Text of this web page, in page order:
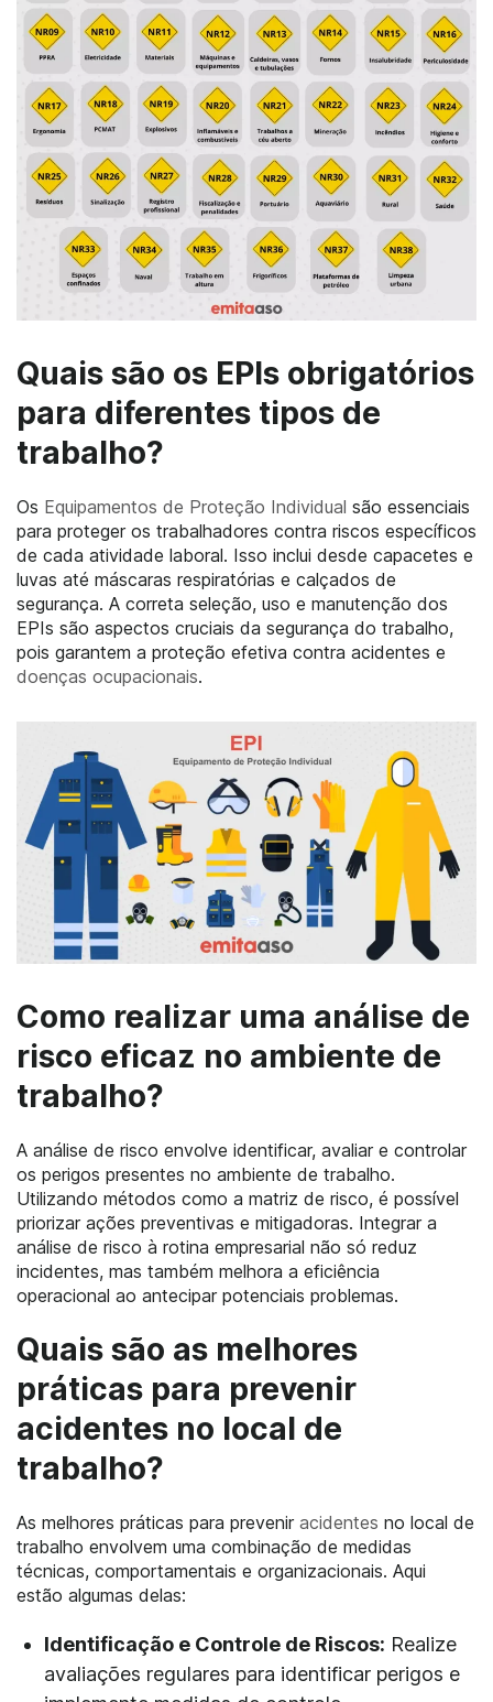
Quais são os EPIs obrigatórios
para diferentes tipos de
trabalho?
Os Equipamentos de Proteção Individual são essenciais
para proteger os trabalhadores contra riscos específicos
de cada atividade laboral. Isso inclui desde capacetes e
luvas até máscaras respiratórias e calçados de
segurança. A correta seleção, uso e manutenção dos
EPIs são aspectos cruciais da segurança do trabalho,
pois garantem a proteção efetiva contra acidentes e
doenças ocupacionais.
Como realizar uma análise de
risco eficaz no ambiente de
trabalho?
A análise de risco envolve identificar, avaliar e controlar
os perigos presentes no ambiente de trabalho.
Utilizando métodos como a matriz de risco, é possível
priorizar ações preventivas e mitigadoras. Integrar a
análise de risco à rotina empresarial não só reduz
incidentes, mas também melhora a eficiência
operacional ao antecipar potenciais problemas.
Quais são as melhores
práticas para prevenir
acidentes no local de
trabalho?
As melhores práticas para prevenir acidentes no local de
trabalho envolvem uma combinação de medidas
técnicas, comportamentais e organizacionais. Aqui
estão algumas delas:
Identificação e Controle de Riscos: Realize
avaliações regulares para identificar perigos e